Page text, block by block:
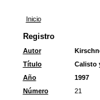
Inicio
Registro
Autor
Título
Calisto
Año
1997
Número
21